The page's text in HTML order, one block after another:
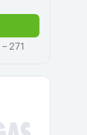
271